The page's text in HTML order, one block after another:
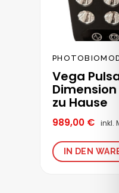
Vega
zu Hause
989,00 € inkl.
IN DEN